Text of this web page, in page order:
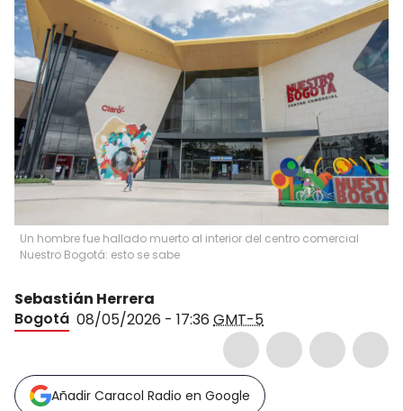
Un hombre fue hallado muerto al interior del centro comercial
Nuestro Bogotá: esto se sabe
Sebastián Herrera
Bogotá 08/05/2026 - 17:36 GMT-5
Añadir Caracol Radio en Google